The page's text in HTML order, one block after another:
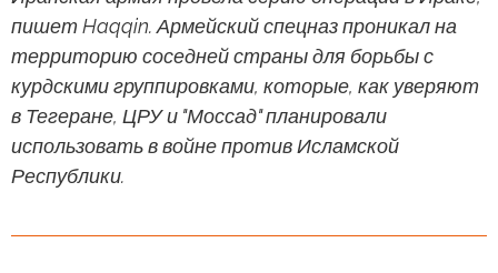
пишет Haqqin. Армейский спецназ проникал на
территорию соседней страны для борьбы с
курдскими группировками, которые, как уверяют
в Тегеране, ЦРУ и "Моссад" планировали
использовать в войне против Исламской
Республики.